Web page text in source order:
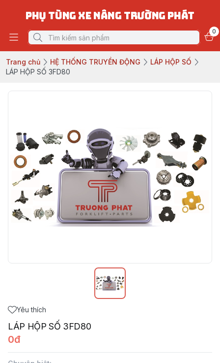
PHỤ TÙNG XE NÂNG TRƯỜNG PHÁT
0
Trang chủ HỆ THỐNG TRUYỀN ĐỘNG
LÁP HỘP SỐ
LÁP HỘP SỐ 3FD80
Yêu thích
LÁP HỘP SỐ 3FD80
0đ